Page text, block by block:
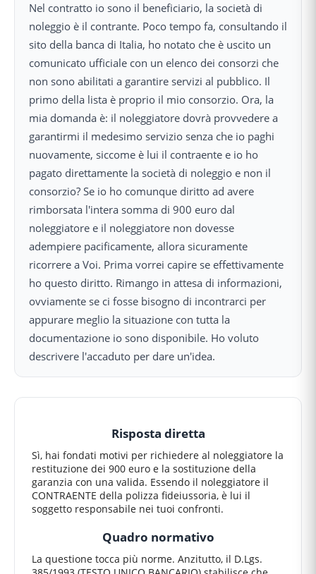
Nel contratto io sono il beneficiario, la società di
noleggio è il contrante. Poco tempo fa, consultando il
sito della banca di Italia, ho notato che è uscito un
comunicato ufficiale con un elenco dei consorzi che
non sono abilitati a garantire servizi al pubblico. Il
primo della lista è proprio il mio consorzio. Ora, la
mia domanda è: il noleggiatore dovrà provvedere a
garantirmi il medesimo servizio senza che io paghi
nuovamente, siccome è lui il contraente e io ho
pagato direttamente la società di noleggio e non il
consorzio? Se io ho comunque diritto ad avere
rimborsata l'intera somma di 900 euro dal
noleggiatore e il noleggiatore non dovesse
adempiere pacificamente, allora sicuramente
ricorrere a Voi. Prima vorrei capire se effettivamente
ho questo diritto. Rimango in attesa di informazioni,
ovviamente se ci fosse bisogno di incontrarci per
appurare meglio la situazione con tutta la
documentazione io sono disponibile. Ho voluto
descrivere l'accaduto per dare un'idea.
Risposta diretta
Sì, hai fondati motivi per richiedere al noleggiatore la
restituzione dei 900 euro e la sostituzione della
garanzia con una valida. Essendo il noleggiatore il
CONTRAENTE della polizza fideiussoria, è lui il
soggetto responsabile nei tuoi confronti.
Quadro normativo
La questione tocca più norme. Anzitutto, il D.Lgs.